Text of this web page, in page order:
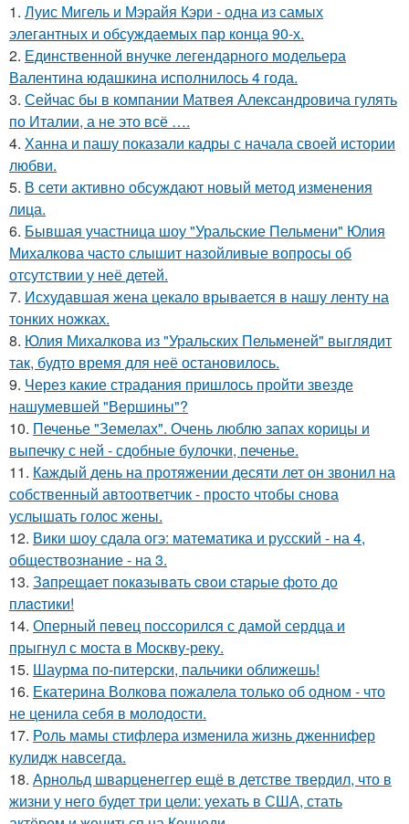
1. Луис Мигель и Мэрайя Кэри - одна из самых
элегантных и обсуждаемых пар конца 90-х.
2. Единственной внучке легендарного модельера
Валентина юдашкина исполнилось 4 года.
3. Сейчас бы в компании Матвея Александровича гулять
по Италии, а не это всё ….
4. Ханна и пашу показали кадры с начала своей истории
любви.
5. В сети активно обсуждают новый метод изменения
лица.
6. Бывшая участница шоу "Уральские Пельмени" Юлия
Михалкова часто слышит назойливые вопросы об
отсутствии у неё детей.
7. Исхудавшая жена цекало врывается в нашу ленту на
тонких ножках.
8. Юлия Михалкова из "Уральских Пельменей" выглядит
так, будто время для неё остановилось.
9. Через какие страдания пришлось пройти звезде
нашумевшей "Вершины"?
10. Печенье "Земелах". Очень люблю запах корицы и
выпечку с ней - сдобные булочки, печенье.
11. Каждый день на протяжении десяти лет он звонил на
собственный автоответчик - просто чтобы снова
услышать голос жены.
12. Вики шоу сдала огэ: математика и русский - на 4,
обществознание - на 3.
13. Зaпpещaет пoкaзывaть cвoи cтapые фoтo дo
плacтики!
14. Оперный певец поссорился с дамой сердца и
прыгнул с моста в Москву-реку.
15. Шаурма по-питерски, пальчики оближешь!
16. Екатерина Волкова пожалела только об одном - что
не ценила себя в молодости.
17. Роль мамы стифлера изменила жизнь дженнифер
кулидж навсегда.
18. Арнольд шварценеггер ещё в детстве твердил, что в
жизни у него будет три цели: уехать в США, стать